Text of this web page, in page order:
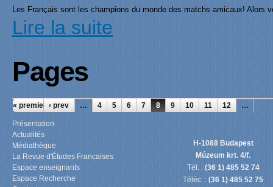
Les Français sont les champions du monde des matchs amicaux! Alors
francophone fervente et détendue.
Lire la suite
Pages
« premier ‹ prev … 4 5 6 7 8 9 10 11 12 …
Présentation
Actualités
Médiathèque
La Revue d'Études Francaises
Espace enseignants
Espace Recherche
H-1088 Budapest
Múzeum krt. 4/f.
Tél. : (36 1) 485 52 74
Téléc. :(36 1) 485 52 75